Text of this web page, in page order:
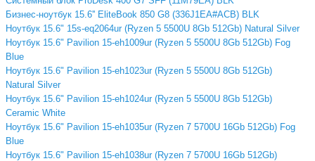
Бизнес-ноутбук 15.6'' EliteBook 850 G8 (336J1EA#ACB) BLK
Ноутбук 15.6" 15s-eq2064ur (Ryzen 5 5500U 8Gb 512Gb) Natural Silver
Ноутбук 15.6" Pavilion 15-eh1009ur (Ryzen 5 5500U 8Gb 512Gb) Fog
Blue
Ноутбук 15.6" Pavilion 15-eh1023ur (Ryzen 5 5500U 8Gb 512Gb)
Natural Silver
Ноутбук 15.6" Pavilion 15-eh1024ur (Ryzen 5 5500U 8Gb 512Gb)
Ceramic White
Ноутбук 15.6" Pavilion 15-eh1035ur (Ryzen 7 5700U 16Gb 512Gb) Fog
Blue
Ноутбук 15.6" Pavilion 15-eh1038ur (Ryzen 7 5700U 16Gb 512Gb)